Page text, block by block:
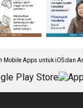
Mobile Apps untuk iOS dan